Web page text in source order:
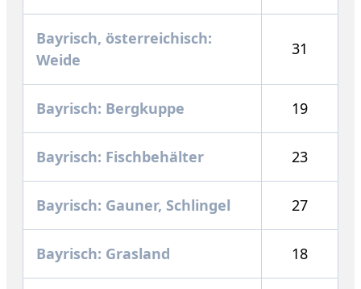
Bayrisch, österreichisch:
Weide
31
Bayrisch: Bergkuppe 19
Bayrisch: Fischbehälter 23
Bayrisch: Gauner, Schlingel 27
Bayrisch: Grasland 18